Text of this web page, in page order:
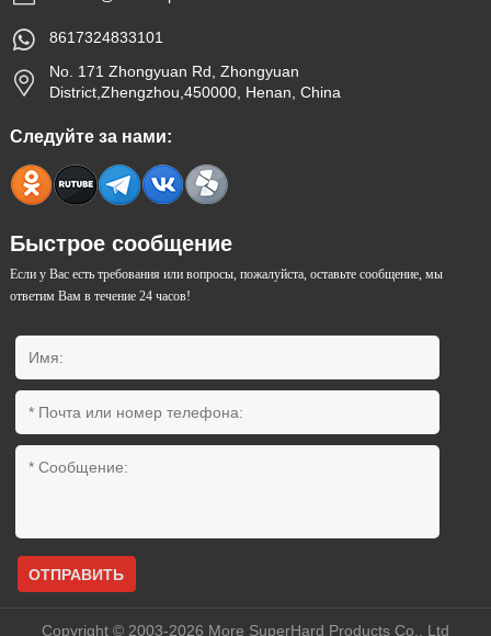
8617324833101
No. 171 Zhongyuan Rd, Zhongyuan
District,Zhengzhou,450000, Henan, China
Следуйте за нами:
Быстрое сообщение
Если у Вас есть требования или вопросы, пожалуйста, оставьте сообщение, мы
ответим Вам в течение 24 часов!
ОТПРАВИТЬ
Copyright © 2003-2026 More SuperHard Products Co., Ltd